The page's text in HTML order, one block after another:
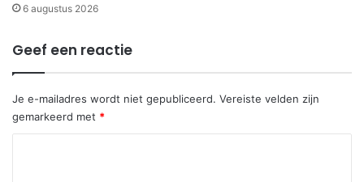
6 augustus 2026
Geef een reactie
Je e-mailadres wordt niet gepubliceerd. Vereiste velden zijn
gemarkeerd met *